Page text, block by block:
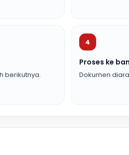
berikutnya.
4
Proses ke
Dokumen